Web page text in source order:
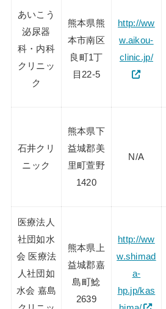
あいこう
泌尿器
科・内科
クリニッ
ク
熊本県熊
本市南区
良町1丁
目22-5
http://ww
w.aikou-
clinic.jp/
石井クリ
ニック
熊本県下
益城郡美
里町萱野
1420
N/A
医療法人
社団如水
会 医療法
人社団如
水会 嘉島
熊本県上
益城郡嘉
島町鯰
2639
http://ww
w.shimad
a-
hp.jp/kas